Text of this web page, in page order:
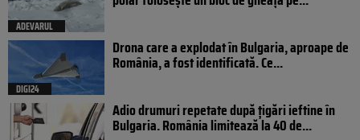
ADEVARUL
DIGI24
Drona care a explodat în Bulgaria, aproape de
România, a fost identificată. Ce...
Adio drumuri repetate după țigări ieftine în
Bulgaria. România limitează la 40 de...